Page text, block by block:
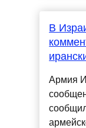
В
Армия